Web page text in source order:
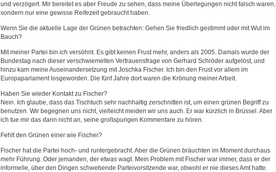
und verzögert. Mir bereitet es aber Freude zu sehen, dass meine Überlegungen nicht falsch waren,
sondern nur eine gewisse Reifezeit gebraucht haben.
Wenn Sie die aktuelle Lage der Grünen betrachten: Gehen Sie friedlich gestimmt oder mit Wut im
Bauch?
Mit meiner Partei bin ich versöhnt. Es gibt keinen Frust mehr, anders als 2005. Damals wurde der
Bundestag nach dieser verschwiemelten Vertrauensfrage von Gerhard Schröder aufgelöst, und
hinzu kam meine Auseinandersetzung mit Joschka Fischer. Ich bin den Frust vor allem im
Europaparlament losgeworden. Die fünf Jahre dort waren die Krönung meiner Arbeit.
Haben Sie wieder Kontakt zu Fischer?
Nein. Ich glaube, dass das Tischtuch sehr nachhaltig zerschnitten ist, um einen grünen Begriff zu
benutzen. Wir begegnen uns nicht, vielleicht meiden wir uns auch. Er war kürzlich in Brüssel. Aber
ich tue mir das dann nicht an, seine großspurigen Kommentare zu hören.
Fehlt den Grünen einer wie Fischer?
Fischer hat die Partei hoch- und runtergebracht. Aber die Grünen bräuchten im Moment durchaus
mehr Führung. Oder jemanden, der etwas wagt. Mein Problem mit Fischer war immer, dass er der
informelle, über den Dingen schwebende Parteivorsitzende war, obwohl er nie dieses Amt hatte.